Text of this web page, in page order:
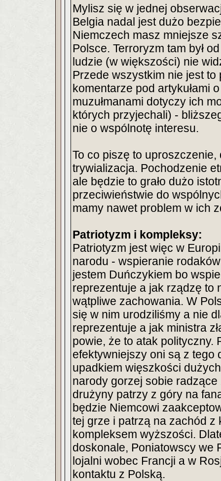
Mylisz się w jednej
Belgia nadal jest dużo
Niemczech masz mniejsze
Polsce. Terroryzm tam był
ludzie (w większości) nie
Przede wszystkim nie jest
komentarze pod artykułami
muzułmanami dotyczy ich
których przyjechali) -
nie o wspólnotę interesu.
To co piszę to
trywializacja. Pochodzenie
ale będzie to grało dużo
przeciwieństwie do
mamy nawet problem w ich
Patriotyzm i kompleksy:
Patriotyzm jest więc w
narodu - wspieranie
jestem Duńczykiem bo
reprezentuje a jak rządzę to
wątpliwe zachowania. W
się w nim urodziliśmy a nie
reprezentuje a jak ministra
powie, że to atak polityczny.
efektywniejszy oni są z tego
upadkiem więszkości
narody gorzej sobie
drużyny patrzy z góry na
będzie Niemcowi
tej grze i patrzą na zachód
kompleksem wyższości.
doskonale, Poniatowscy we
lojalni wobec Francji a w
kontaktu z Polską.